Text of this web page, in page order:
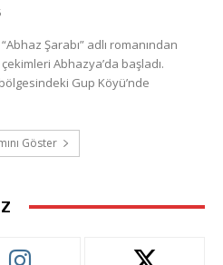
Şarabı” adlı romanından
Abhazya’da başladı.
Gup Köyü’nde
Göster